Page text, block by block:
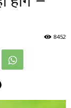
8452